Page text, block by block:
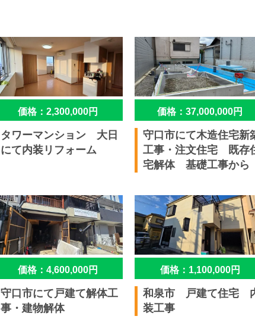
価格：2,300,000円
タワーマンション 大日
にて内装リフォーム
価格：37,000,000円
守口市にて木造住宅新
工事・注文住宅 既存
宅解体 基礎工事から
価格：4,600,000円
守口市にて戸建て解体工
事・建物解体
価格：1,100,000円
和泉市 戸建て住宅
装工事